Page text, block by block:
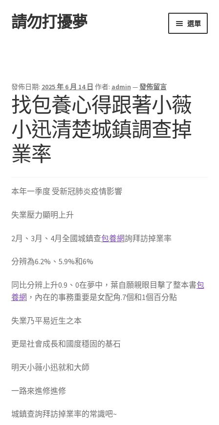
跳
至
跳
至
請勿打擾夢 選單
發佈日期: 2025 年 6 月 14 日 作者: admin —發佈留言
找包養心得跟著小薇
小迅清楚城鎮調查掉
業率
本年一季度 受新冠肺炎疫情影響
失業壓力顯明上升
2月、3月、4月全國城鎮查包養網詢拜訪掉業率
分辨為6.2%、5.9%和6%
同比分辨上升0.9、0在夢中，葉自願親眼目擊了整本書包
養網 ，內在的事務重要是女配角.7個和1個百分點
失業乃平易近生之本
更是社會成長和國度穩固的基石
明天小薇小迅就和大師
一路來進修進修
城鎮查詢拜訪掉業率的常識吧~